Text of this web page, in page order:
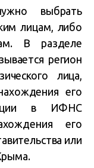
выбрать
лицам, либо
В разделе
регион
лица,
его
в ИФНС
его
или